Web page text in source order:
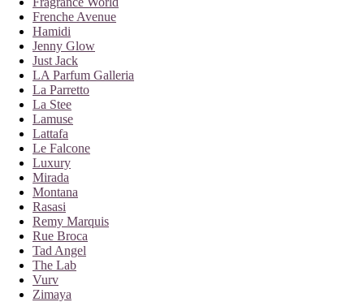
Frenche Avenue
Hamidi
Jenny Glow
Just Jack
LA Parfum Galleria
La Parretto
La Stee
Lamuse
Lattafa
Le Falcone
Luxury
Mirada
Montana
Rasasi
Remy Marquis
Rue Broca
Tad Angel
The Lab
Vurv
Zimaya